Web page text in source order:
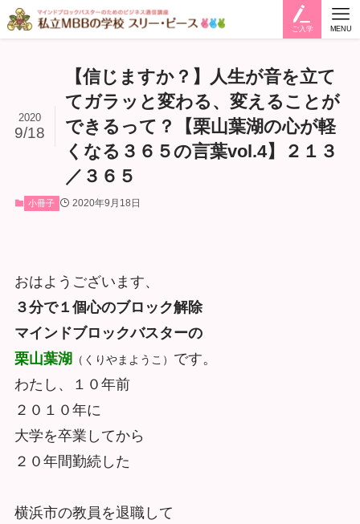
ご入学 MENU
【信じますか？】人生が音を立て
てガラッと変わる、変えることが
できるって？【栗山葉湖の心が軽
くなる３６５の言葉vol.4】２１３
／３６５
2020
9/18
小冊子 2020年9月18日
おはようございます、
３分で１個心のブロック解除
マインドブロックバスターの
栗山葉湖 （くりやまようこ） です。
わたし、１０年前
２０１０年に
大学を卒業してから
２０年間勤続した
横浜市の教員を退職して